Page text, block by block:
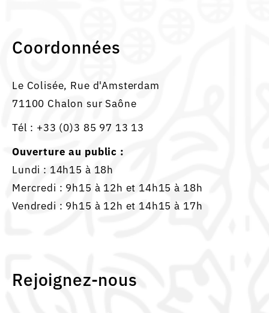
Coordonnées
Le Colisée, Rue d'Amsterdam
71100 Chalon sur Saône
Tél : +33 (0)3 85 97 13 13
Ouverture au public :
Lundi : 14h15 à 18h
Mercredi : 9h15 à 12h et 14h15 à 18h
Vendredi : 9h15 à 12h et 14h15 à 17h
Rejoignez-nous